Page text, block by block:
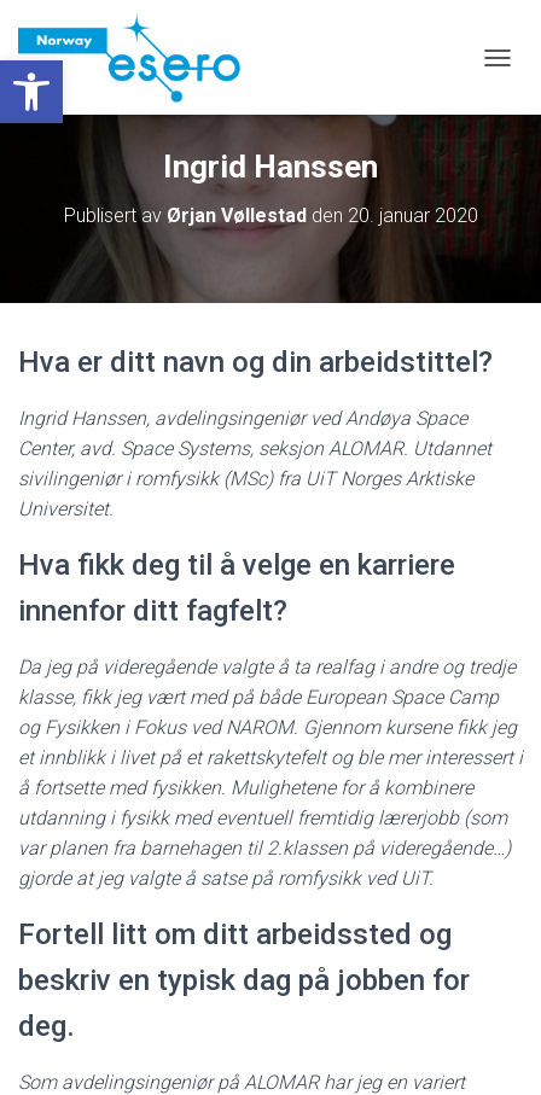
Vis verktøylinjen
Ingrid Hanssen
Publisert av Ørjan Vøllestadden 20. januar 2020
Hva er ditt navn og din arbeidstittel?
Ingrid Hanssen, avdelingsingeniør ved Andøya Space
Center, avd. Space Systems, seksjon ALOMAR. Utdannet
sivilingeniør i romfysikk (MSc) fra UiT Norges Arktiske
Universitet.
Hva fikk deg til å velge en karriere
innenfor ditt fagfelt?
Da jeg på videregående valgte å ta realfag i andre og tredje
klasse, fikk jeg vært med på både European Space Camp
og Fysikken i Fokus ved NAROM. Gjennom kursene fikk jeg
et innblikk i livet på et rakettskytefelt og ble mer interessert i
å fortsette med fysikken. Mulighetene for å kombinere
utdanning i fysikk med eventuell fremtidig lærerjobb (som
var planen fra barnehagen til 2.klassen på videregående…)
gjorde at jeg valgte å satse på romfysikk ved UiT.
Fortell litt om ditt arbeidssted og
beskriv en typisk dag på jobben for
deg.
Som avdelingsingeniør på ALOMAR har jeg en variert